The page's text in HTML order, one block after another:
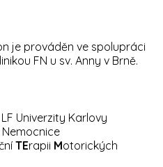
je prováděn ve spolupráci
FN u sv. Anny v Brně.
Univerzity Karlovy
TErapii Motorických